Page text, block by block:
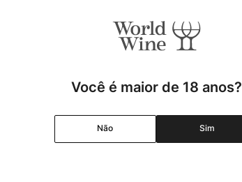
Adicionar
Você é maior de 18 anos?
Não Sim